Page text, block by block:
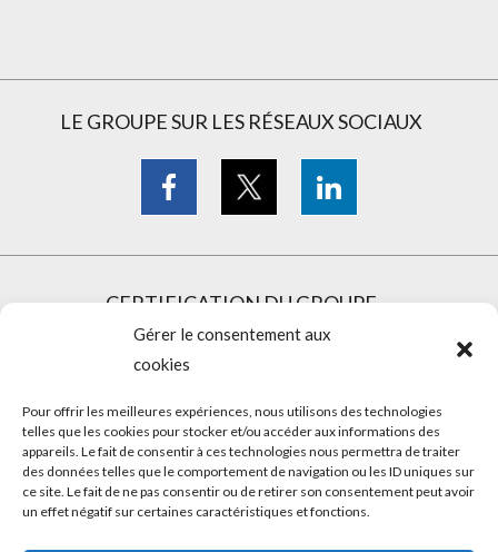
Gérer le consentement aux
cookies
Pour offrir les meilleures expériences, nous utilisons des technologies
telles que les cookies pour stocker et/ou accéder aux informations des
appareils. Le fait de consentir à ces technologies nous permettra de traiter
des données telles que le comportement de navigation ou les ID uniques sur
ce site. Le fait de ne pas consentir ou de retirer son consentement peut avoir
un effet négatif sur certaines caractéristiques et fonctions.
LE GROUPE SUR LES RÉSEAUX SOCIAUX
CERTIFICATION DU GROUPE